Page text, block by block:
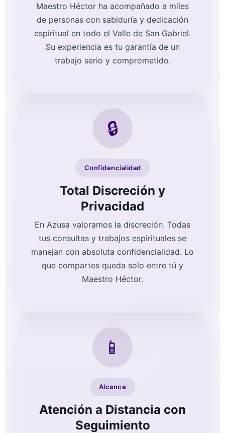
Maestro Héctor ha acompañado a miles
de personas con sabiduría y dedicación
espiritual en todo el Valle de San Gabriel.
Su experiencia es tu garantía de un
trabajo serio y comprometido.
🔒
Confidencialidad
Total Discreción y
Privacidad
En Azusa valoramos la discreción. Todas
tus consultas y trabajos espirituales se
manejan con absoluta confidencialidad. Lo
que compartes queda solo entre tú y
Maestro Héctor.
📱
Alcance
Atención a Distancia con
Seguimiento